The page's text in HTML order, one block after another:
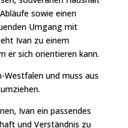
sowie einen
Umgang mit
Ivan zu einem
er sich orientieren kann.
Westfalen und muss aus
Ivan ein passendes
und Verständnis zu